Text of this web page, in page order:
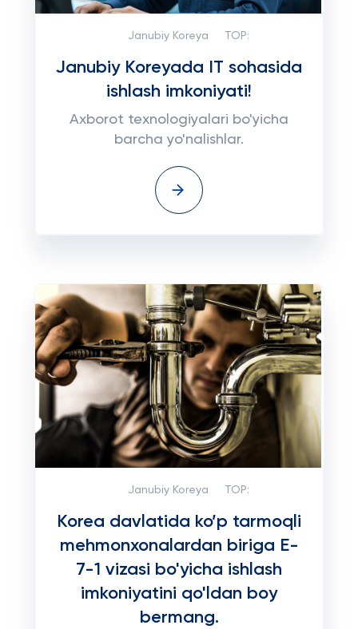
Janubiy Koreya TOP:
Janubiy Koreyada IT sohasida
ishlash imkoniyati!
Axborot texnologiyalari bo'yicha
barcha yo'nalishlar.
Janubiy Koreya TOP:
Korea davlatida ko’p tarmoqli
mehmonxonalardan biriga E-
7-1 vizasi bo'yicha ishlash
imkoniyatini qo'ldan boy
bermang.